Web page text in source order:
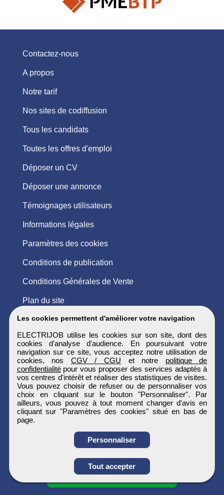
Obtenir ses
coordonnées
Les cookies permettent d'améliorer votre navigation
ELECTRIJOB utilise les cookies sur son site, dont des
cookies d'analyse d'audience. En poursuivant votre
navigation sur ce site, vous acceptez notre utilisation de
cookies, nos CGV / CGU et notre politique de
confidentialitépour vous proposer des services adaptés à
vos centres d'intérêt et réaliser des statistiques de visites.
Vous pouvez choisir de refuser ou de personnaliser vos
choix en cliquant sur le bouton "Personnaliser". Par
ailleurs, vous pouvez à tout moment changer d'avis en
cliquant sur "Paramètres des cookies" situé en bas de
page.
Personnaliser
Tout accepter
Contactez-nous
A propos
Notre tarif
Nos sites de codiffusion
Tous les candidats
Toutes les offres d'emploi
Déposer un CV
Déposer une annonce
Témoignages utilisateurs
Informations légales
Paramètres des cookies
Conditions de publication
Conditions Générales de Vente
Plan du site
ELECTRIJOB
Tous droits réservés © 1999 - 2026